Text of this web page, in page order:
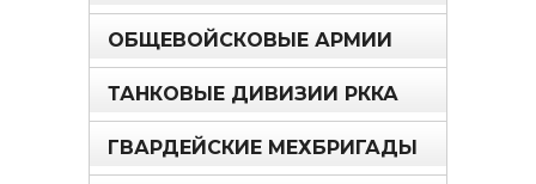
ОБЩЕВОЙСКОВЫЕ АРМИИ
ТАНКОВЫЕ ДИВИЗИИ РККА
ГВАРДЕЙСКИЕ МЕХБРИГАДЫ